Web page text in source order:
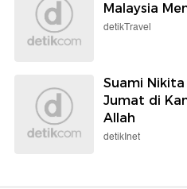
Malaysia
detikTravel
Suami
Jumat di
Allah
detikInet